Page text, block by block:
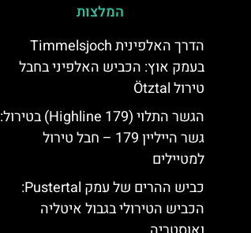
המלצות
הדרך האלפינית Timmelsjoch
בעמק אוץ: הכביש האלפיני בחבל
טירול Ötztal
הגשר התלוי (Highline 179) בטירול:
גשר הייליין 179 – חבל טירול
למטיילים
כביש ההרים של עמק Pustertal:
הכביש הטירולי בגבול איטליה